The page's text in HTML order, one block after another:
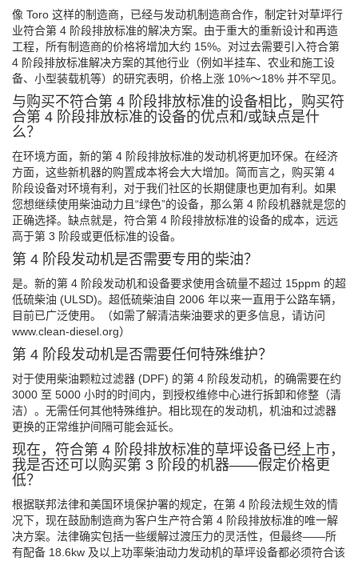
像 Toro 这样的制造商，已经与发动机制造商合作，制定针对草坪行
业符合第 4 阶段排放标准的解决方案。由于重大的重新设计和再造
工程，所有制造商的价格将增加大约 15%。对过去需要引入符合第
4 阶段排放标准解决方案的其他行业（例如半挂车、农业和施工设
备、小型装载机等）的研究表明，价格上涨 10%～18% 并不罕见。
与购买不符合第 4 阶段排放标准的设备相比，购买符
合第 4 阶段排放标准的设备的优点和/或缺点是什
么？
在环境方面，新的第 4 阶段排放标准的发动机将更加环保。在经济
方面，这些新机器的购置成本将会大大增加。简而言之，购买第 4
阶段设备对环境有利，对于我们社区的长期健康也更加有利。如果
您想继续使用柴油动力且“绿色”的设备，那么第 4 阶段机器就是您的
正确选择。缺点就是，符合第 4 阶段排放标准的设备的成本，远远
高于第 3 阶段或更低标准的设备。
第 4 阶段发动机是否需要专用的柴油？
是。新的第 4 阶段发动机和设备要求使用含硫量不超过 15ppm 的超
低硫柴油 (ULSD)。超低硫柴油自 2006 年以来一直用于公路车辆，
目前已广泛使用。（如需了解清洁柴油要求的更多信息，请访问
www.clean-diesel.org）
第 4 阶段发动机是否需要任何特殊维护？
对于使用柴油颗粒过滤器 (DPF) 的第 4 阶段发动机，的确需要在约
3000 至 5000 小时的时间内，到授权维修中心进行拆卸和修整（清
洁）。无需任何其他特殊维护。相比现在的发动机，机油和过滤器
更换的正常维护间隔可能会延长。
现在，符合第 4 阶段排放标准的草坪设备已经上市，
我是否还可以购买第 3 阶段的机器——假定价格更
低？
根据联邦法律和美国环境保护署的规定，在第 4 阶段法规生效的情
况下，现在鼓励制造商为客户生产符合第 4 阶段排放标准的唯一解
决方案。法律确实包括一些缓解过渡压力的灵活性，但最终——所
有配备 18.6kw 及以上功率柴油动力发动机的草坪设备都必须符合该